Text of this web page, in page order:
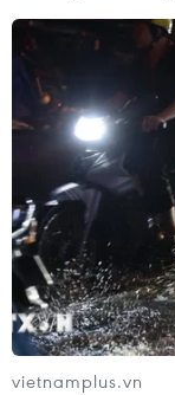
vietnamplus.vn